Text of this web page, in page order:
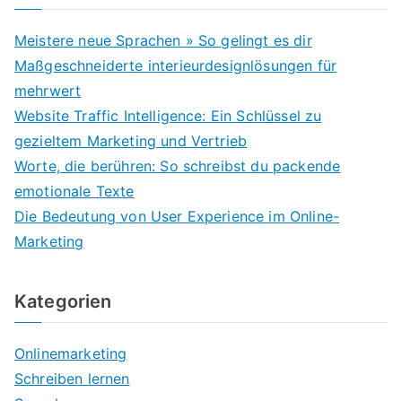
Meistere neue Sprachen » So gelingt es dir
Maßgeschneiderte interieurdesignlösungen für
mehrwert
Website Traffic Intelligence: Ein Schlüssel zu
gezieltem Marketing und Vertrieb
Worte, die berühren: So schreibst du packende
emotionale Texte
Die Bedeutung von User Experience im Online-
Marketing
Kategorien
Onlinemarketing
Schreiben lernen